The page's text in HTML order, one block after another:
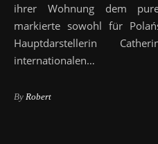
ihrer Wohnung dem
markierte sowohl für
Hauptdarstellerin
internationalen…
By Robert